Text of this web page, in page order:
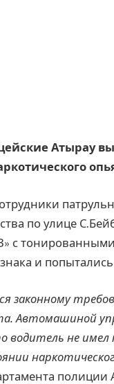
Атырау
по улице
с тонированными
и
законному
Автомашиной
водитель не
полиции